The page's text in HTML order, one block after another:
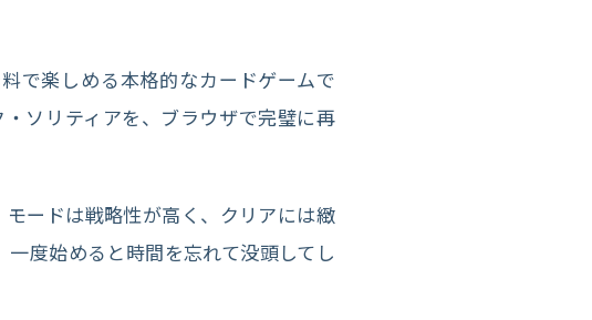
で楽しめる本格的なカードゲームで
ソリティアを、ブラウザで完璧に再
ードは戦略性が高く、クリアには緻
度始めると時間を忘れて没頭してし